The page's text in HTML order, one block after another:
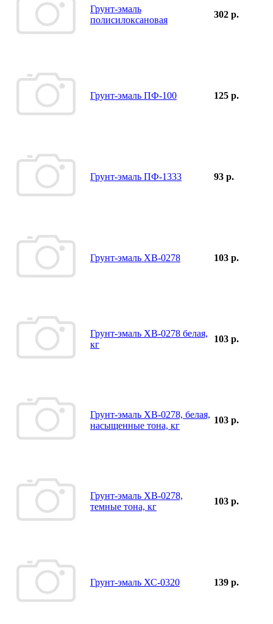
Грунт-эмаль
полисилоксановая
302 р.
Грунт-эмаль ПФ-100 125 р.
Грунт-эмаль ПФ-1333 93 р.
Грунт-эмаль ХВ-0278 103 р.
Грунт-эмаль ХВ-0278 белая,
кг
103 р.
Грунт-эмаль ХВ-0278, белая,
насыщенные тона, кг
103 р.
Грунт-эмаль ХВ-0278,
темные тона, кг
103 р.
Грунт-эмаль ХС-0320 139 р.